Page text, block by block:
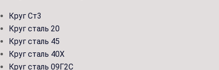
Круг Ст3
Круг сталь 20
Круг сталь 45
Круг сталь 40Х
Круг сталь 09Г2С